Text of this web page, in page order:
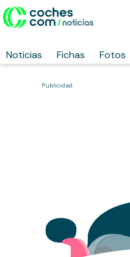
Noticias Fichas Fotos
Publicidad